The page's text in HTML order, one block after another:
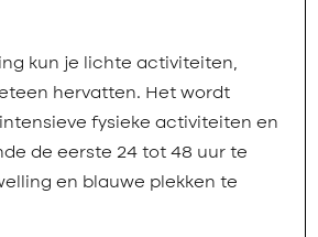
kun je lichte activiteiten,
hervatten. Het wordt
fysieke activiteiten en
de eerste 24 tot 48 uur te
en blauwe plekken te